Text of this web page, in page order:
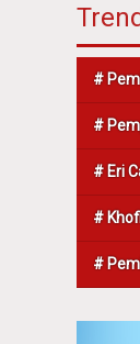
#
#
# Eri
#
#